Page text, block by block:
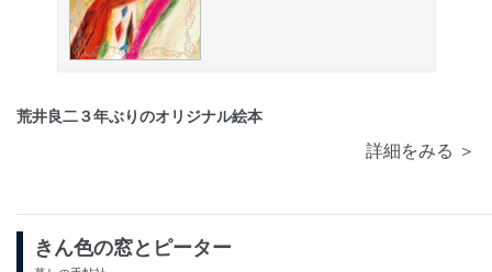
荒井良二３年ぶりのオリジナル絵本
詳細をみる ＞
きん色の窓とピーター